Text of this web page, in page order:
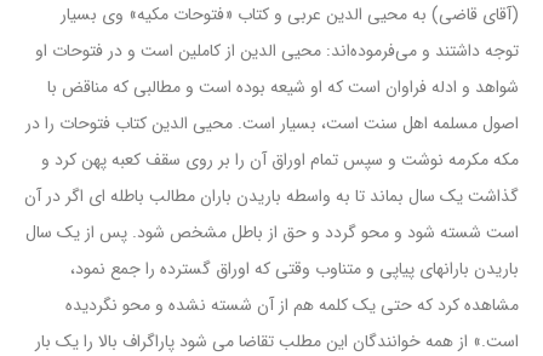
(آقای قاضی) به محیی الدین عربی و کتاب «فتوحات مکیه» وی بسیار
توجه داشتند و می‌فرموده‌اند: محیی الدین از کاملین است و در فتوحات او
شواهد و ادله فراوان است که او شیعه بوده است و مطالبی که مناقض با
اصول مسلمه اهل سنت است، بسیار است. محیی الدین کتاب فتوحات را در
مکه مکرمه نوشت و سپس تمام اوراق آن را بر روی سقف کعبه پهن کرد و
گذاشت یک سال بماند تا به واسطه باریدن باران مطالب باطله ای اگر در آن
است شسته شود و محو گردد و حق از باطل مشخص شود. پس از یک سال
باریدن بارانهای پیاپی و متناوب وقتی که اوراق گسترده را جمع نمود،
مشاهده کرد که حتی یک کلمه هم از آن شسته نشده و محو نگردیده
است.» از همه خوانندگان این مطلب تقاضا می شود پاراگراف بالا را یک بار